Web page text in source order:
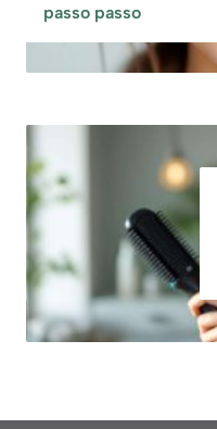
passo passo